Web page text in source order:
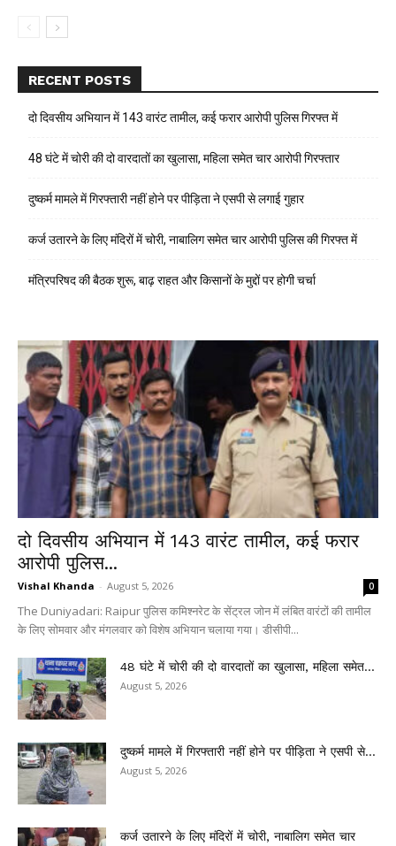
RECENT POSTS
दो दिवसीय अभियान में 143 वारंट तामील, कई फरार आरोपी पुलिस गिरफ्त में
48 घंटे में चोरी की दो वारदातों का खुलासा, महिला समेत चार आरोपी गिरफ्तार
दुष्कर्म मामले में गिरफ्तारी नहीं होने पर पीड़िता ने एसपी से लगाई गुहार
कर्ज उतारने के लिए मंदिरों में चोरी, नाबालिग समेत चार आरोपी पुलिस की गिरफ्त में
मंत्रिपरिषद की बैठक शुरू, बाढ़ राहत और किसानों के मुद्दों पर होगी चर्चा
दो दिवसीय अभियान में 143 वारंट तामील, कई फरार
आरोपी पुलिस...
Vishal Khanda - August 5, 2026 0
The Duniyadari: Raipur पुलिस कमिश्नरेट के सेंट्रल जोन में लंबित वारंटों की तामील
के लिए सोमवार और मंगलवार को विशेष अभियान चलाया गया। डीसीपी...
48 घंटे में चोरी की दो वारदातों का खुलासा, महिला समेत...
August 5, 2026
दुष्कर्म मामले में गिरफ्तारी नहीं होने पर पीड़िता ने एसपी से...
August 5, 2026
कर्ज उतारने के लिए मंदिरों में चोरी, नाबालिग समेत चार